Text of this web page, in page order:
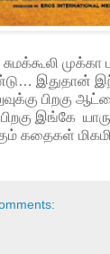
முக்கா
இதுதான்
பிறகு
இங்கே
கதைகள்